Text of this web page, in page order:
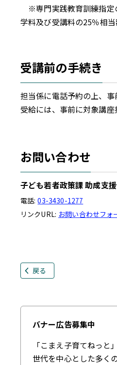
※専門実践教育訓練指定
学料及び受講料の25％相
受講前の手続き
担当係に電話予約の上、事
受給には、事前に対象講座
お問い合わせ
子ども若者政策課 助成支
電話: 03-3430-1277
リンクURL: お問い合わせフォ
戻る
バナー広告募集中
「こまえ子育てねっ
世代を中心とした多く